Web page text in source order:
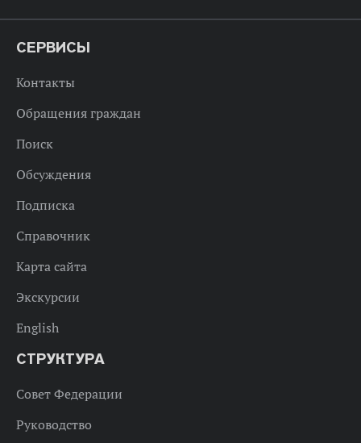
СЕРВИСЫ
Контакты
Обращения граждан
Поиск
Обсуждения
Подписка
Справочник
Карта сайта
Экскурсии
English
СТРУКТУРА
Совет Федерации
Руководство